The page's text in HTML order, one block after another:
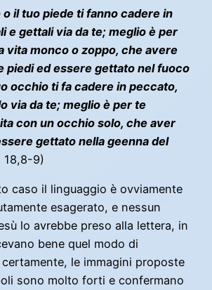
o il tuo piede ti fanno cadere in
e gettali via da te; meglio è per
vita monco o zoppo, che avere
piedi ed essere gettato nel fuoco
occhio ti fa cadere in peccato,
via da te; meglio è per te
con un occhio solo, che aver
gettato nella geenna del
18,8-9)
caso il linguaggio è ovviamente
esagerato, e nessun
lo avrebbe preso alla lettera, in
bene quel modo di
le immagini proposte
sono molto forti e confermano